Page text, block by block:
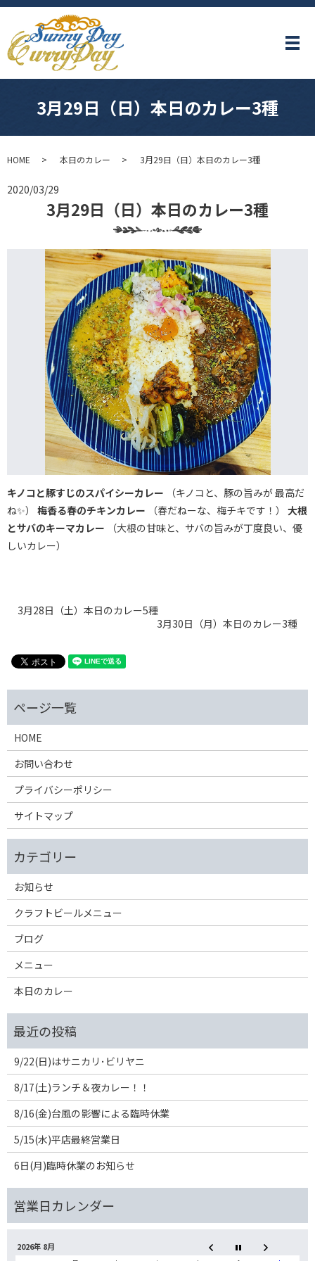
メ
3月29日（日）本日のカレー3種
HOME 本日のカレー 3月29日（日）本日のカレー3種
2020/03/29
3月29日（日）本日のカレー3種
キノコと豚すじのスパイシーカレー （キノコと、豚の旨みが 最高だ
ね✨） 梅香る春のチキンカレー （春だねーな、梅チキです！） 大根
とサバのキーマカレー （大根の甘味と、サバの旨みが丁度良い、優
しいカレー）
3月28日（土）本日のカレー5種
3月30日（月）本日のカレー3種
HOME
お問い合わせ
プライバシーポリシー
サイトマップ
お知らせ
クラフトビールメニュー
ブログ
メニュー
本日のカレー
9/22(日)はサニカリ･ビリヤニ
8/17(土)ランチ＆夜カレー！！
8/16(金)台風の影響による臨時休業
5/15(水)平店最終営業日
6日(月)臨時休業のお知らせ
2026年 8月